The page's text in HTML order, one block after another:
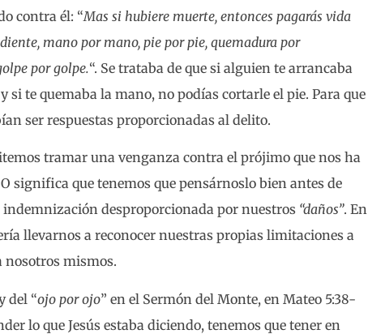
contra él: “Mas si hubiere muerte, entonces pagarás vida
mano por mano, pie por pie, quemadura por
por golpe.“. Se trataba de que si alguien te arrancaba
si te quemaba la mano, no podías cortarle el pie. Para que
ser respuestas proporcionadas al delito.
tramar una venganza contra el prójimo que nos ha
significa que tenemos que pensárnoslo bien antes de
desproporcionada por nuestros “daños”. En
llevarnos a reconocer nuestras propias limitaciones a
nosotros mismos.
del “ojo por ojo” en el Sermón del Monte, en Mateo 5:38-
lo que Jesús estaba diciendo, tenemos que tener en